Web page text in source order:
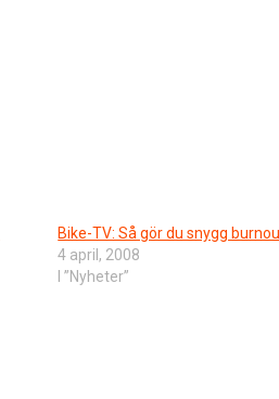
Bike-TV: Så gör du snygg
4 april, 2008
I ”Nyheter”